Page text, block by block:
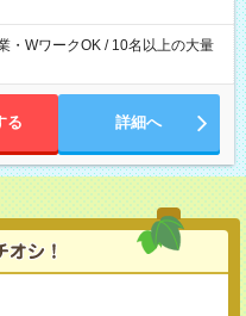
・WワークOK / 10名以上の大量
る 詳細へ